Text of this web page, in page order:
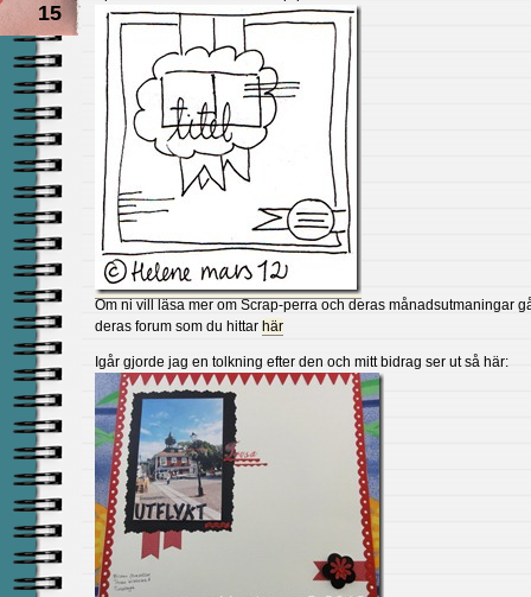
15
Om ni vill läsa mer om Scrap-perra och deras månadsutmaningar
deras forum som du hittar här
Igår gjorde jag en tolkning efter den och mitt bidrag ser ut så här: